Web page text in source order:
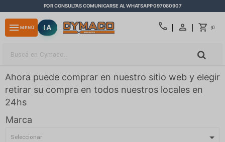
POR CONSULTAS COMUNICARSE AL WHATSAPP 097080907
call $0
menu MENÚ IA
Ahora puede comprar en nuestro sitio web y elegir
retirar su compra en todos nuestros locales en
24hs
Marca
close